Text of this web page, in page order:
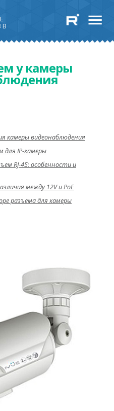
В
у камеры
камеры видеонаблюдения
для IP-камеры
RJ-45: особенности и
между 12V и PoE
разъема для камеры